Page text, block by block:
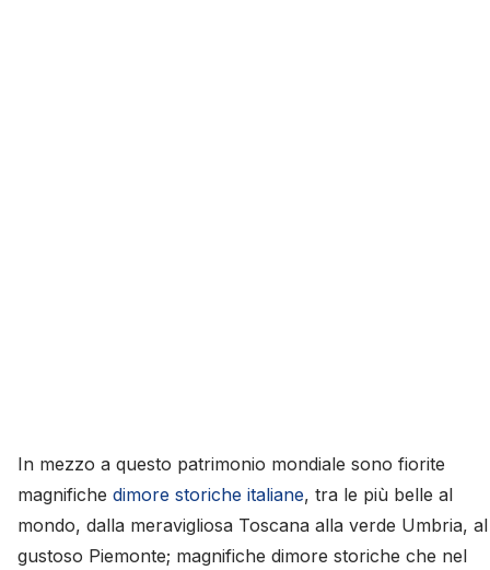
In mezzo a questo patrimonio mondiale sono fiorite
magnifiche dimore storiche italiane, tra le più belle al
mondo, dalla meravigliosa Toscana alla verde Umbria, al
gustoso Piemonte; magnifiche dimore storiche che nel